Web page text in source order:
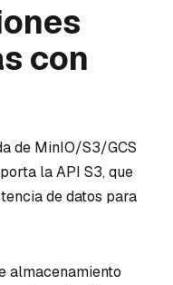
con
de MinIO/S3/GCS
la API S3, que
de datos para
almacenamiento